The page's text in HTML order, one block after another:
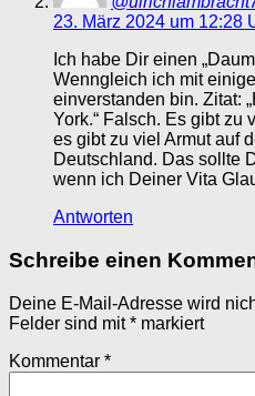
23. März 2024 um 12:28
Ich habe Dir einen
Wenngleich ich mit
einverstanden bin. Zitat:
York.“ Falsch. Es gibt zu
es gibt zu viel Armut auf
Deutschland. Das sollte
wenn ich Deiner Vita
Antworten
Schreibe einen
Deine E-Mail-Adresse wird
Felder sind mit* markiert
Kommentar *